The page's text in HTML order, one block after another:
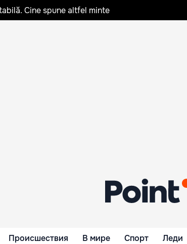
Cine spune altfel minte
Происшествия В мире Спорт Леди